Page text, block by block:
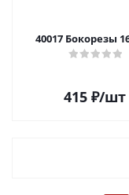
40017
415₽/шт